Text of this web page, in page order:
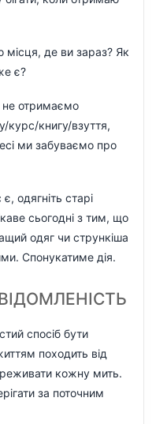
місця, де ви зараз? Як
є?
не отримаємо
курс/книгу/взуття,
ми забуваємо про
одягніть старі
сьогодні з тим, що
одяг чи стрункіша
Спонукатиме дія.
спосіб бути
походить від
кожну мить.
за поточним